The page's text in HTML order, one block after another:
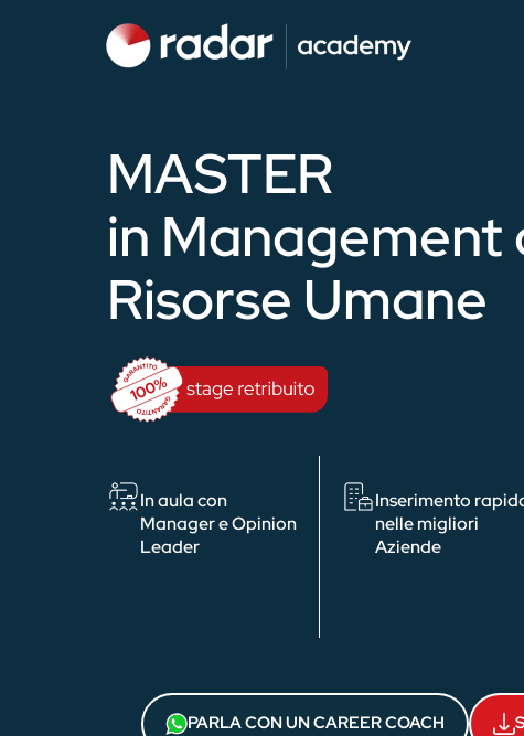
MASTER
in Management
Risorse Umane
In aula con
Manager e Opinion
Leader
Inserimento
nelle migliori
Aziende
PARLA CON UN CAREER COACH